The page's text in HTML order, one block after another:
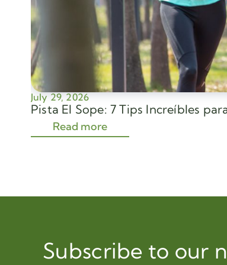
July 29, 2026
Pista El Sope: 7 Tips Increíbles
Read more
Subscribe to our